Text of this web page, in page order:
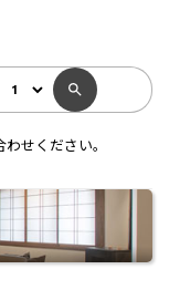
わせください。